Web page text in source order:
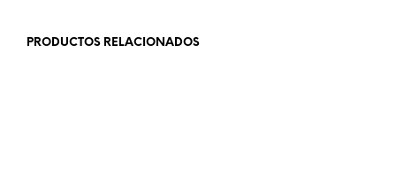
PRODUCTOS RELACIONADOS